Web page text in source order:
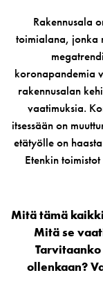
Rakennusala
toimialana, jonka
koronapandemia
rakennusalan
vaatimuksia.
itsessään on
etätyölle on
Etenkin
Mitä tämä
Mitä se
ollenkaan?